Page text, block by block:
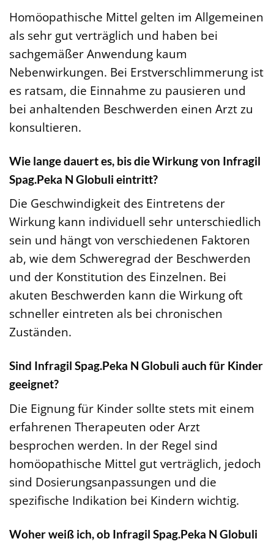
Homöopathische Mittel gelten im Allgemeinen
als sehr gut verträglich und haben bei
sachgemäßer Anwendung kaum
Nebenwirkungen. Bei Erstverschlimmerung ist
es ratsam, die Einnahme zu pausieren und
bei anhaltenden Beschwerden einen Arzt zu
konsultieren.
Wie lange dauert es, bis die Wirkung von Infragil
Spag.Peka N Globuli eintritt?
Die Geschwindigkeit des Eintretens der
Wirkung kann individuell sehr unterschiedlich
sein und hängt von verschiedenen Faktoren
ab, wie dem Schweregrad der Beschwerden
und der Konstitution des Einzelnen. Bei
akuten Beschwerden kann die Wirkung oft
schneller eintreten als bei chronischen
Zuständen.
Sind Infragil Spag.Peka N Globuli auch für Kinder
geeignet?
Die Eignung für Kinder sollte stets mit einem
erfahrenen Therapeuten oder Arzt
besprochen werden. In der Regel sind
homöopathische Mittel gut verträglich, jedoch
sind Dosierungsanpassungen und die
spezifische Indikation bei Kindern wichtig.
Woher weiß ich, ob Infragil Spag.Peka N Globuli